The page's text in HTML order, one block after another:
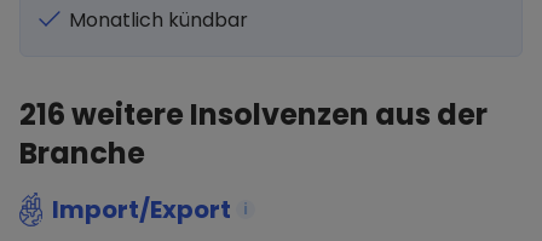
Monatlich kündbar
216weitere Insolvenzen aus der
Branche
Import/Export i